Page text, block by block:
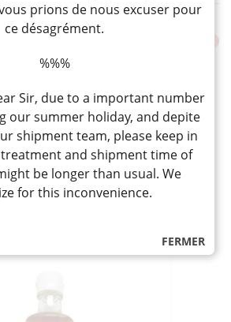
/ D’UTILISATION
RELATIFS
FERMER
prions de nous excuser pour
ce désagrément.
%%%
Sir, due to a important number
our summer holiday, and depite
shipment team, please keep in
and shipment time of
be longer than usual. We
for this inconvenience.